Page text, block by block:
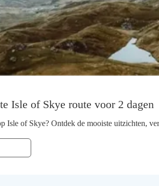
Isle of Skye route voor 2 dagen
Isle of Skye? Ontdek de mooiste uitzichten,